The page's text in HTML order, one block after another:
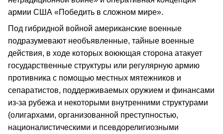
армии США «Победить в сложном мире».
Под гибридной войной американские военные
подразумевают необъявленные, тайные военные
действия, в ходе которых воюющая сторона атакует
государственные структуры или регулярную армию
противника с помощью местных мятежников и
сепаратистов, поддерживаемых оружием и финансами
из-за рубежа и некоторыми внутренними структурами
(олигархами, организованной преступностью,
националистическими и псевдорелигиозными